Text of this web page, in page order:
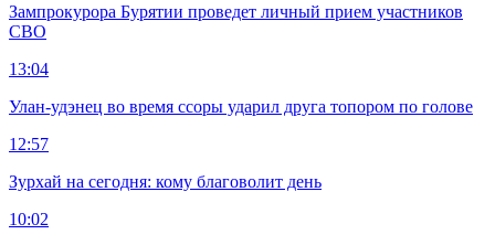
Зампрокурора Бурятии проведет личный прием участников
СВО
13:04
Улан-удэнец во время ссоры ударил друга топором по голове
12:57
Зурхай на сегодня: кому благоволит день
10:02